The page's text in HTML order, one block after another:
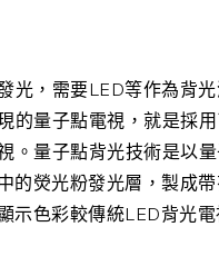
光，需要LED等作為背
的量子點電視，就是採
。量子點背光技術是以
的熒光粉發光層，製成
示色彩較傳統LED背光